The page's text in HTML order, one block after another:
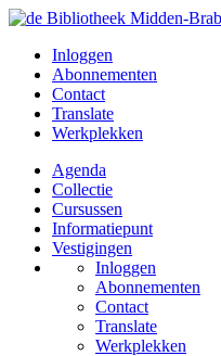
Inloggen
Abonnementen
Contact
Translate
Werkplekken
Agenda
Collectie
Cursussen
Informatiepunt
Vestigingen
Inloggen
Abonnementen
Contact
Translate
Werkplekken